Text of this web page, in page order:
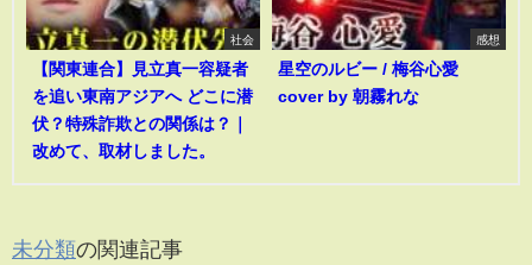
社会
【関東連合】見立真一容疑者
を追い東南アジアへ どこに潜
伏？特殊詐欺との関係は？｜
改めて、取材しました。
感想
星空のルビー / 梅谷心愛
cover by 朝霧れな
未分類の関連記事